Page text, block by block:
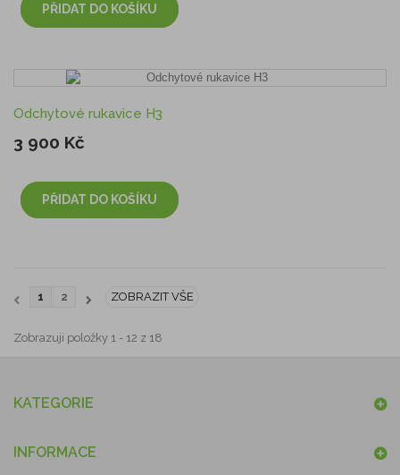
PŘIDAT DO KOŠÍKU
Odchytové rukavice H3
3 900 Kč
PŘIDAT DO KOŠÍKU
ZOBRAZIT VŠE
1 2
Zobrazuji položky 1 - 12 z 18
KATEGORIE
INFORMACE